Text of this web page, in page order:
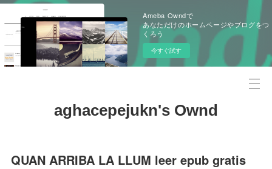
Ameba Owndで
あなただけのホームページやブログをつ
くろう
今すぐ試す
aghacepejukn's Ownd
QUAN ARRIBA LA LLUM leer epub gratis